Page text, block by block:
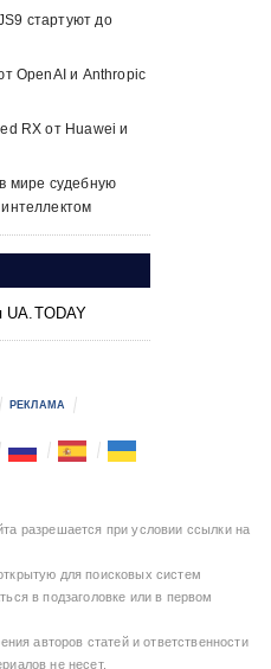
стартуют до
OpenAI и Anthropic
RX от Huawei и
мире судебную
UA.TODAY
РЕКЛАМА
разрешается при условии ссылки на
для поисковых систем
в подзаголовке или в первом
авторов статей и ответственности
не несет.